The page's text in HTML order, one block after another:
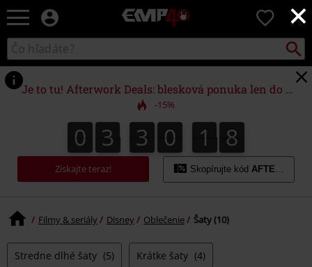
×
EMP
Hudba,
filmy
&
seriály,
Merch
pre
hráčov,
Alternatívna
móda
0
Katalóg
vyhľadávania
Je to tu! Afterwork Deals: blesková ponuka len do polnoci!
-15%
0
0 3
3 3
3 0
0 1
2
1 8
9
8
Získajte teraz! Skopírujte kód AFTERWORK
Filmy & seriály Disney Oblečenie Šaty (10)
Stredne dlhé šaty (5) Krátke šaty (4)